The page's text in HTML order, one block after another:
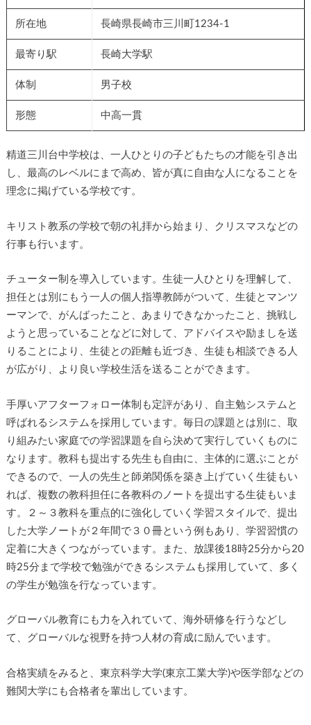
所在地 長崎県長崎市三川町1234-1
最寄り駅 長崎大学駅
体制 男子校
形態 中高一貫
精道三川台中学校は、一人ひとりの子どもたちの才能を引き出
し、最高のレベルにまで高め、皆が真に自由な人になることを
理念に掲げている学校です。
キリスト教系の学校で朝の礼拝から始まり、クリスマスなどの
行事も行います。
チューター制を導入しています。生徒一人ひとりを理解して、
担任とは別にもう一人の個人指導教師がついて、生徒とマンツ
ーマンで、がんばったこと、あまりできなかったこと、挑戦し
ようと思っていることなどに対して、アドバイスや励ましを送
りることにより、生徒との距離も近づき、生徒も相談できる人
が広がり、より良い学校生活を送ることができます。
手厚いアフターフォロー体制も定評があり、自主勉システムと
呼ばれるシステムを採用しています。毎日の課題とは別に、取
り組みたい家庭での学習課題を自ら決めて実行していくものに
なります。教科も提出する先生も自由に、主体的に選ぶことが
できるので、一人の先生と師弟関係を築き上げていく生徒もい
れば、複数の教科担任に各教科のノートを提出する生徒もいま
す。２～３教科を重点的に強化していく学習スタイルで、提出
した大学ノートが２年間で３０冊という例もあり、学習習慣の
定着に大きくつながっています。また、放課後18時25分から20
時25分まで学校で勉強ができるシステムも採用していて、多く
の学生が勉強を行なっています。
グローバル教育にも力を入れていて、海外研修を行うなどし
て、グローバルな視野を持つ人材の育成に励んでいます。
合格実績をみると、東京科学大学(東京工業大学)や医学部などの
難関大学にも合格者を輩出しています。